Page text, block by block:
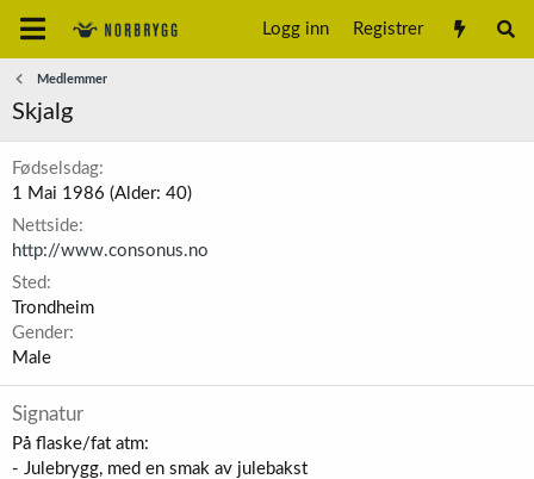
Logg inn Registrer
Medlemmer
Skjalg
Fødselsdag
1 Mai 1986 (Alder: 40)
Nettside
http://www.consonus.no
Sted
Trondheim
Gender
Male
Signatur
På flaske/fat atm:
- Julebrygg, med en smak av julebakst